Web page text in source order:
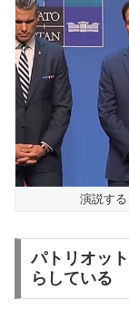
演説す
パトリオッ
らしている